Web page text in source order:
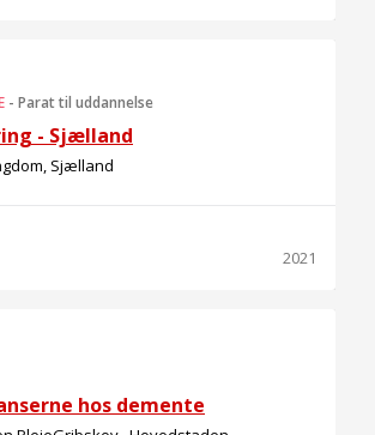
- Parat til uddannelse
- Sjælland
Sjælland
2021
hos demente